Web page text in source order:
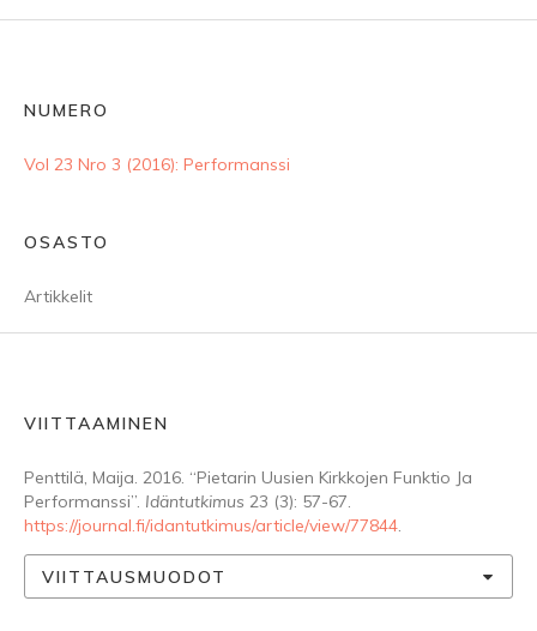
NUMERO
Vol 23 Nro 3 (2016): Performanssi
OSASTO
Artikkelit
VIITTAAMINEN
Penttilä, Maija. 2016. “Pietarin Uusien Kirkkojen Funktio Ja
Performanssi”. Idäntutkimus 23 (3): 57-67.
https://journal.fi/idantutkimus/article/view/77844.
VIITTAUSMUODOT